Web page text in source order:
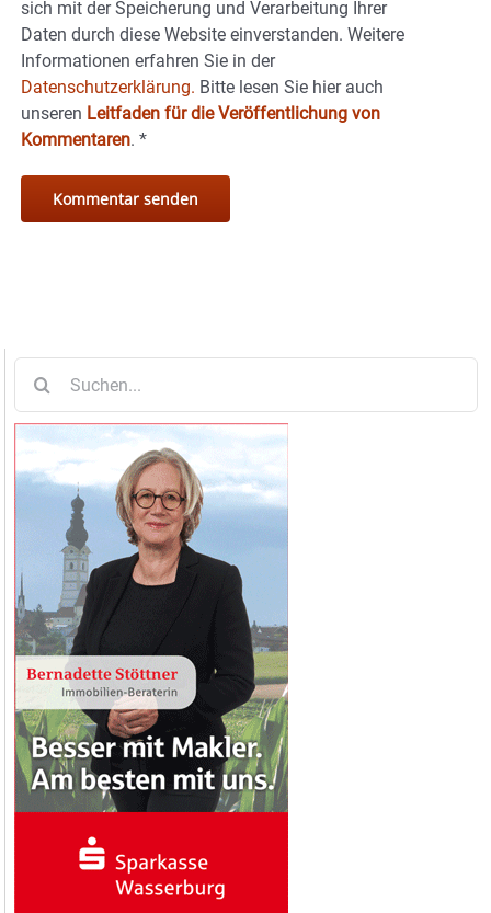
sich mit der Speicherung und Verarbeitung Ihrer
Daten durch diese Website einverstanden. Weitere
Informationen erfahren Sie in der
Datenschutzerklärung. Bitte lesen Sie hier auch
unseren Leitfaden für die Veröffentlichung von
Kommentaren. *
nach: